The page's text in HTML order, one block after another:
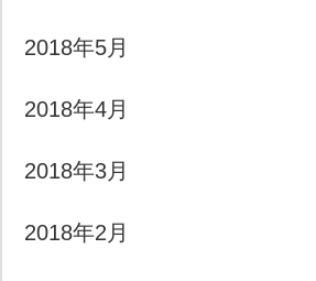
2018年5月
2018年4月
2018年3月
2018年2月